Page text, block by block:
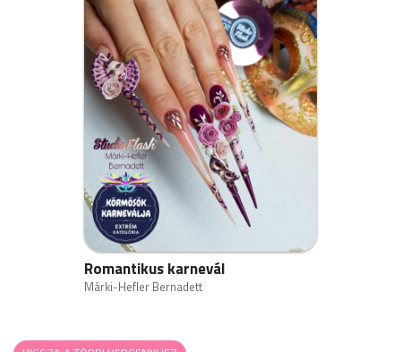
Romantikus karnevál
Márki-Hefler Bernadett